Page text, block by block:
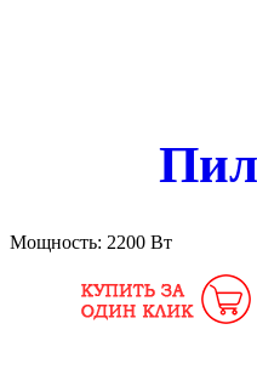
Мощность: 2200 Вт